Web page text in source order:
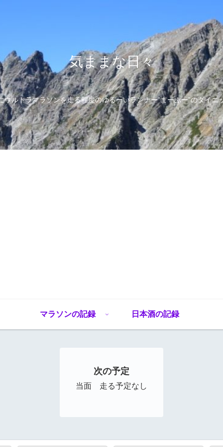
気ままな日々
ウルトラマラソンを走る程度のゆるーいランナー”まーぶー”のダイエ
マラソンの記録 日本酒の記録
次の予定
当面 走る予定なし